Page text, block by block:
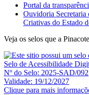
Portal da
Ouvidoria Secretaria
Criativas do Estado
Veja os selos que a
Selo de Acessibilidade
Nº do Selo: 2025-SAD/092
Validade: 19/12/2027
Clique para mais